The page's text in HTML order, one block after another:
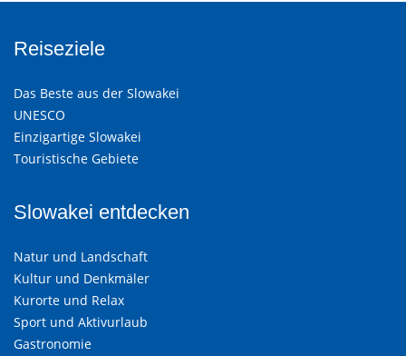
Reiseziele
Das Beste aus der Slowakei
UNESCO
Einzigartige Slowakei
Touristische Gebiete
Slowakei entdecken
Natur und Landschaft
Kultur und Denkmäler
Kurorte und Relax
Sport und Aktivurlaub
Gastronomie